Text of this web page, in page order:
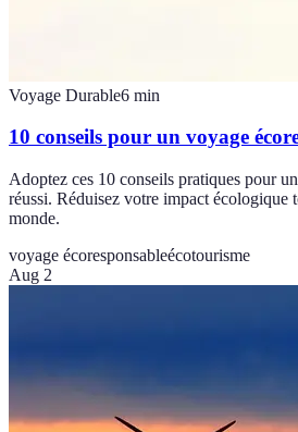
Voyage Durable6 min
10 conseils pour un voyage
Adoptez ces 10 conseils pratiques pour
réussi. Réduisez votre impact écologique
monde.
voyage écoresponsableécotourisme
Aug 2